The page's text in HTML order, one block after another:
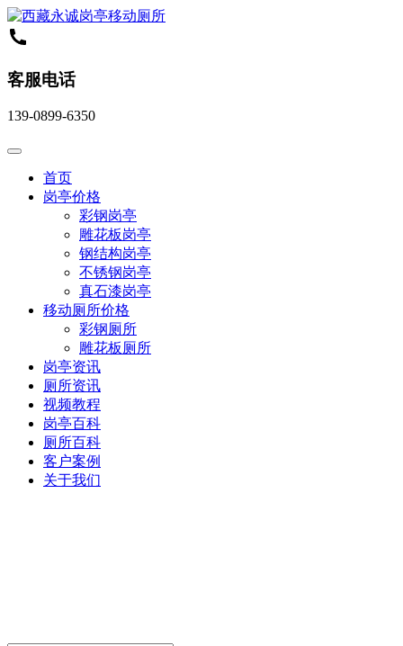
客服电话
139-0899-6350
首页
岗亭价格
彩钢岗亭
雕花板岗亭
钢结构岗亭
不锈钢岗亭
真石漆岗亭
移动厕所价格
彩钢厕所
雕花板厕所
岗亭资讯
厕所资讯
视频教程
岗亭百科
厕所百科
客户案例
关于我们